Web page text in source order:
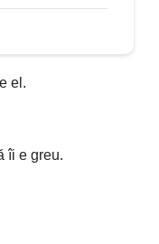
el.
îi e greu.